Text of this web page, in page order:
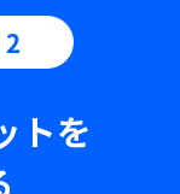
トを